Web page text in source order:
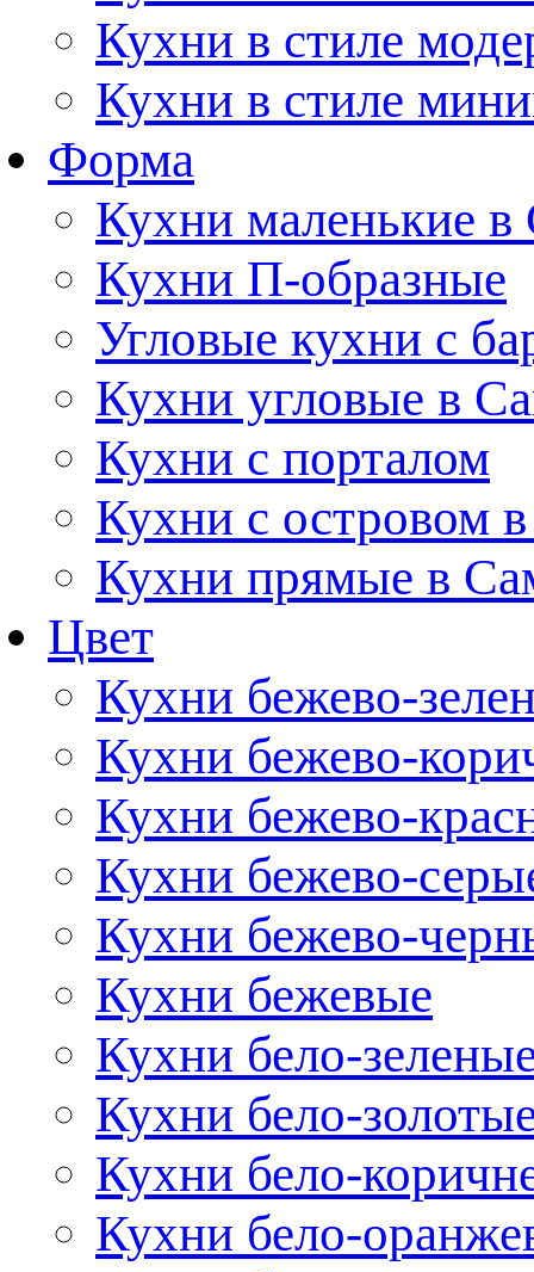
Кухни в стиле
Кухни в стиле
Форма
Кухни маленькие в
Кухни П-образные
Угловые кухни с
Кухни угловые в
Кухни с порталом
Кухни с островом
Кухни прямые в
Цвет
Кухни бежево-
Кухни бежево-
Кухни бежево-
Кухни бежево-
Кухни бежево-
Кухни бежевые
Кухни бело-
Кухни бело-
Кухни бело-
Кухни бело-